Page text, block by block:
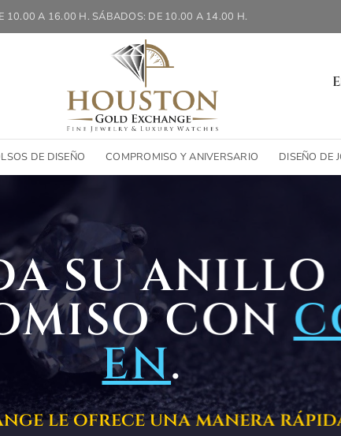
10.00 A 16.00 H. SÁBADOS: DE 10.00 A 14.00 H.
DE DISEÑO COMPROMISO Y ANIVERSARIO DISEÑO DE
SU ANILLO
CON
EN.
le ofrece una manera